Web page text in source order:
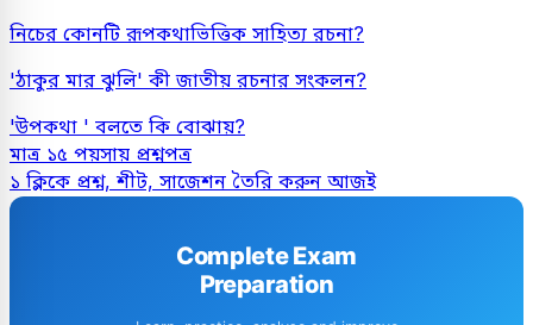
নিচের কোনটি রূপকথাভিত্তিক সাহিত্য রচনা?
'ঠাকুর মার ঝুলি' কী জাতীয় রচনার সংকলন?
'উপকথা ' বলতে কি বোঝায়?
মাত্র ১৫ পয়সায় প্রশ্নপত্র
১ ক্লিকে প্রশ্ন, শীট, সাজেশন তৈরি করুন আজই
Complete Exam
Preparation